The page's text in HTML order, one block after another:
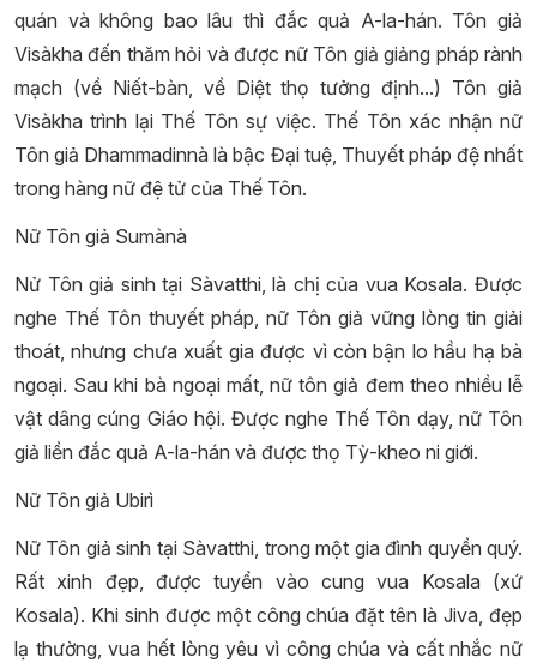
quán và không bao lâu thì đắc quả A-la-hán. Tôn giả
Visàkha đến thăm hỏi và được nữ Tôn giả giảng pháp rành
mạch (về Niết-bàn, về Diệt thọ tưởng định...) Tôn giả
Visàkha trình lại Thế Tôn sự việc. Thế Tôn xác nhận nữ
Tôn giả Dhammadinnà là bậc Đại tuệ, Thuyết pháp đệ nhất
trong hàng nữ đệ tử của Thế Tôn.
Nữ Tôn giả Sumànà
Nử Tôn giả sinh tại Sàvatthi, là chị của vua Kosala. Được
nghe Thế Tôn thuyết pháp, nữ Tôn giả vững lòng tin giải
thoát, nhưng chưa xuất gia được vì còn bận lo hầu hạ bà
ngoại. Sau khi bà ngoại mất, nữ tôn giả đem theo nhiều lễ
vật dâng cúng Giáo hội. Được nghe Thế Tôn dạy, nữ Tôn
giả liền đắc quả A-la-hán và được thọ Tỳ-kheo ni giới.
Nữ Tôn giả Ubirì
Nữ Tôn giả sinh tại Sàvatthi, trong một gia đình quyền quý.
Rất xinh đẹp, được tuyển vào cung vua Kosala (xứ
Kosala). Khi sinh được một công chúa đặt tên là Jiva, đẹp
lạ thường, vua hết lòng yêu vì công chúa và cất nhắc nữ